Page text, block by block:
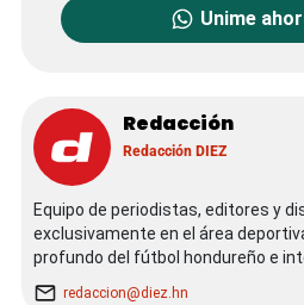
Unime
Redacción
Redacción DIEZ
Equipo de periodistas, editores y
exclusivamente en el área
profundo del fútbol hondureño e
redaccion@diez.hn